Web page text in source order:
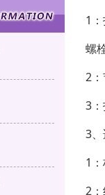
1
螺
2
3
3
1
2